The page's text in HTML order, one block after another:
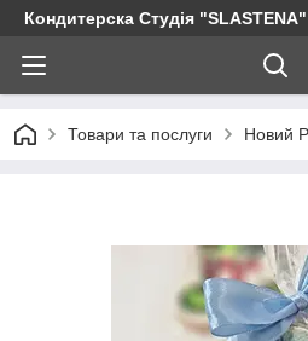
Кондитерска Студія
Товари та послуги Новий